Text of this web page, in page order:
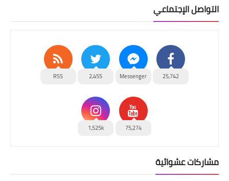
التواصل الإجتماعي
25,742
Messenger
2,455
RSS
75,274
1,525k
مشاركات عشوائية